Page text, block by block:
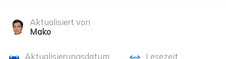
Aktualisiert von
Mako
Aktualisierungsdatum
Lesezeit